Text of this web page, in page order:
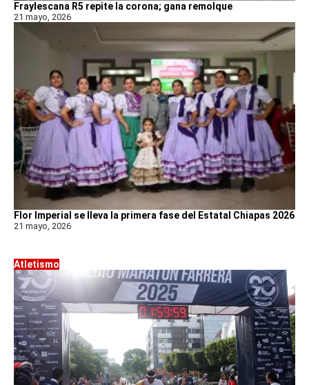
Fraylescana R5 repite la corona; gana remolque
21 mayo, 2026
Flor Imperial se lleva la primera fase del Estatal Chiapas 2026
21 mayo, 2026
Atletismo